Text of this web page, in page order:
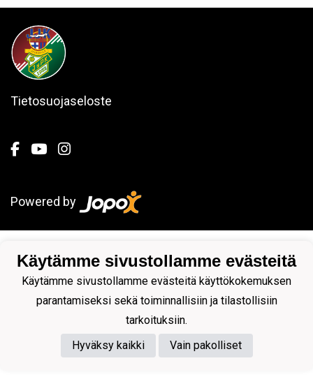
Tietosuojaseloste
Powered by
Käytämme sivustollamme evästeitä
Käytämme sivustollamme evästeitä käyttökokemuksen
parantamiseksi sekä toiminnallisiin ja tilastollisiin
tarkoituksiin.
Hyväksy kaikki
Vain pakolliset